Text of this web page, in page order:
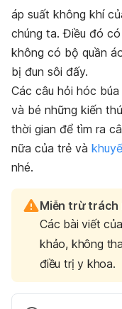
áp suất không khí
chúng ta. Điều đó
không có bộ quần
bị đun sôi đấy.
Các câu hỏi hóc
và bé những kiến
thời gian để tìm ra
nữa của trẻ và
nhé.
Miễn trừ trách
Các bài viết
khảo, không
điều trị y khoa.